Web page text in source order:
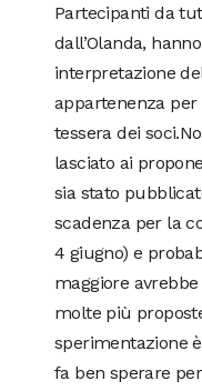
Partecipanti da
dall’Olanda,
interpretazione
appartenenza per
tessera dei
lasciato ai
sia stato
scadenza per la
4 giugno) e
maggiore
molte più
sperimentazione
fa ben sperare